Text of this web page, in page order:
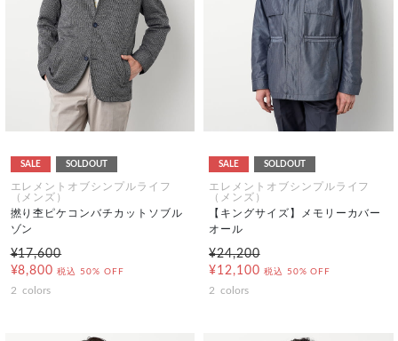
SALE SOLDOUT
エレメントオブシンプルライフ
（メンズ）
撚り杢ピケコンバチカットソブル
ゾン
¥17,600
¥8,800 税込 50% OFF
2 colors
SALE SOLDOUT
エレメントオブシンプルライフ
（メンズ）
【キングサイズ】メモリーカバー
オール
¥24,200
¥12,100 税込 50% OFF
2 colors